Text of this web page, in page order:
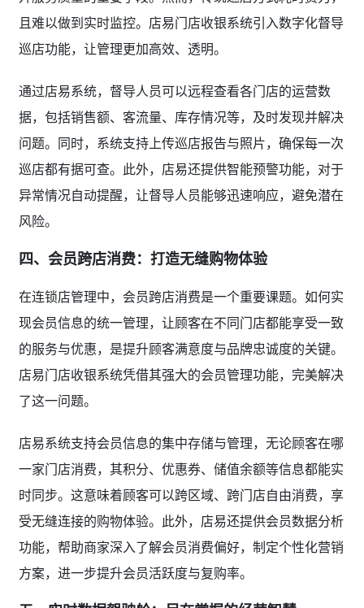
且难以做到实时监控。店易门店收银系统引入数字化督导
巡店功能，让管理更加高效、透明。
通过店易系统，督导人员可以远程查看各门店的运营数
据，包括销售额、客流量、库存情况等，及时发现并解决
问题。同时，系统支持上传巡店报告与照片，确保每一次
巡店都有据可查。此外，店易还提供智能预警功能，对于
异常情况自动提醒，让督导人员能够迅速响应，避免潜在
风险。
四、会员跨店消费：打造无缝购物体验
在连锁店管理中，会员跨店消费是一个重要课题。如何实
现会员信息的统一管理，让顾客在不同门店都能享受一致
的服务与优惠，是提升顾客满意度与品牌忠诚度的关键。
店易门店收银系统凭借其强大的会员管理功能，完美解决
了这一问题。
店易系统支持会员信息的集中存储与管理，无论顾客在哪
一家门店消费，其积分、优惠券、储值余额等信息都能实
时同步。这意味着顾客可以跨区域、跨门店自由消费，享
受无缝连接的购物体验。此外，店易还提供会员数据分析
功能，帮助商家深入了解会员消费偏好，制定个性化营销
方案，进一步提升会员活跃度与复购率。
五、实时数据驾驶舱：尽在掌握的经营智慧